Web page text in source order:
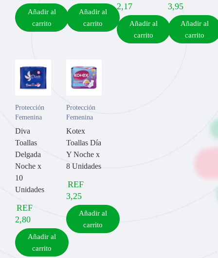
Añadir al
carrito
Añadir al
carrito
2,17
Añadir al
carrito
3,95
Añadir al
carrito
Protección
Femenina
Diva
Toallas
Delgada
Noche x
10
Unidades
REF
2,80
Añadir al
carrito
Protección
Femenina
Kotex
Toallas Día
Y Noche x
8 Unidades
REF
3,25
Añadir al
carrito